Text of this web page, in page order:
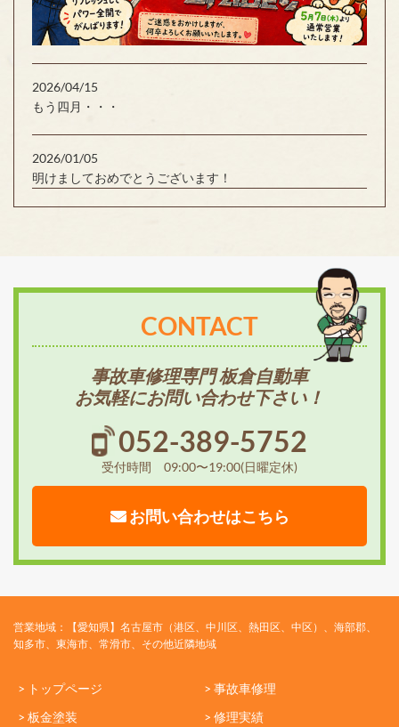
2026/04/15
もう四月・・・
2026/01/05
明けましておめでとうございます！
CONTACT
事故車修理専門 板倉自動車
お気軽にお問い合わせ下さい！
052-389-5752
受付時間 09:00〜19:00(日曜定休)
お問い合わせはこちら
営業地域：【愛知県】名古屋市（港区、中川区、熱田区、中区）、海部郡、
知多市、東海市、常滑市、その他近隣地域
> トップページ
> 事故車修理
> 板金塗装
> 修理実績